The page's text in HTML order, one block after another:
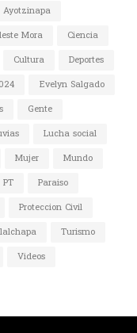
Ayotzinapa
Mora
Ciencia
Cultura
Deportes
Evelyn Salgado
Gente
Lucha social
Mujer
Mundo
PT
Paraiso
Proteccion Civil
Turismo
Videos